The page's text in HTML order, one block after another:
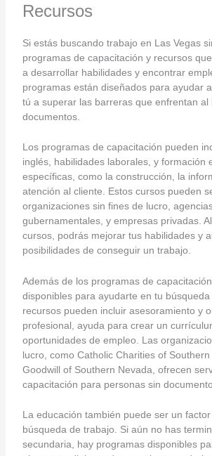
Recursos
Si estás buscando trabajo en Las Vegas
programas de capacitación y recursos
a desarrollar habilidades y encontrar
programas están diseñados para ayudar
tú a superar las barreras que enfrentan al
documentos.
Los programas de capacitación pueden
inglés, habilidades laborales, y formación
específicas, como la construcción, la
atención al cliente. Estos cursos pueden
organizaciones sin fines de lucro,
gubernamentales, y empresas privadas.
cursos, podrás mejorar tus habilidades y
posibilidades de conseguir un trabajo.
Además de los programas de
disponibles para ayudarte en tu
recursos pueden incluir asesoramiento y
profesional, ayuda para crear un
oportunidades de empleo. Las
lucro, como Catholic Charities of
Goodwill of Southern Nevada, ofrecen
capacitación para personas sin
La educación también puede ser un
búsqueda de trabajo. Si aún no has
secundaria, hay programas disponibles